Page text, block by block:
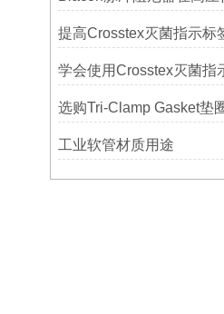
工业软管材质用途